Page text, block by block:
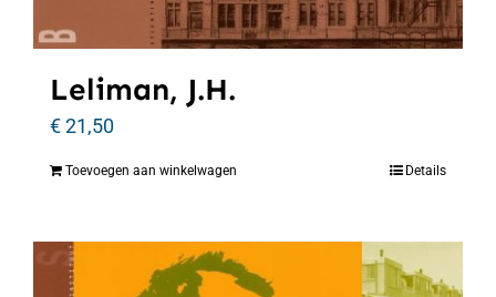
Leliman, J.H.
€21,50
Toevoegen aan winkelwagen Details